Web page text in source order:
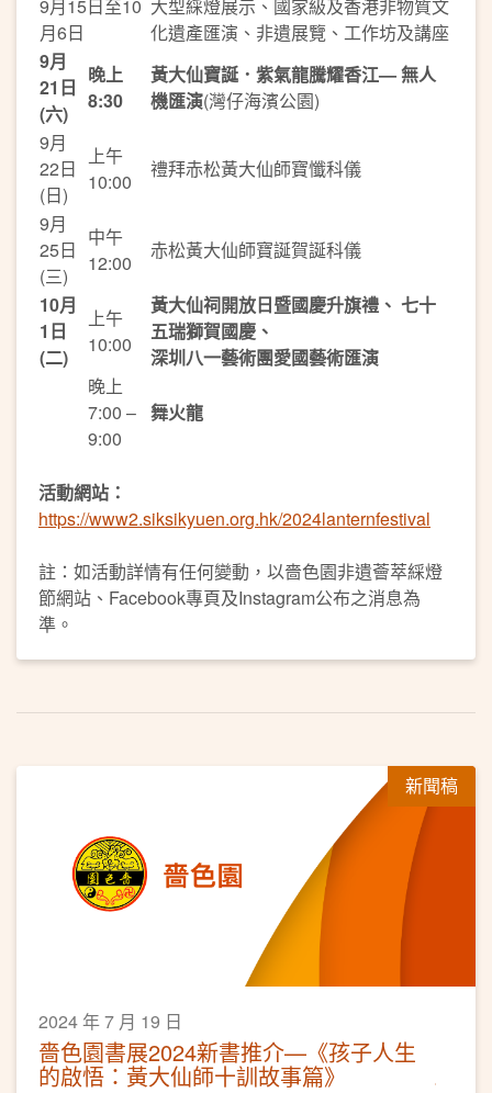
9月15日至10
月6日
大型綵燈展示、國家級及香港非物質文
化遺產匯演、非遺展覽、工作坊及講座
9月
21日
(六)
晚上
8:30
黃大仙寶誕．紫氣龍騰耀香江— 無人
機匯演(灣仔海濱公園)
9月
22日
(日)
上午
10:00
禮拜赤松黃大仙師寶懺科儀
9月
25日
(三)
中午
12:00
赤松黃大仙師寶誕賀誕科儀
10月
1日
(二)
上午
10:00
黃大仙祠開放日暨國慶升旗禮、 七十
五瑞獅賀國慶、
深圳八一藝術團愛國藝術匯演
晚上
7:00 –
9:00
舞火龍
活動網站：
https://www2.siksikyuen.org.hk/2024lanternfestival
註：如活動詳情有任何變動，以嗇色園非遺薈萃綵燈
節網站、Facebook專頁及Instagram公布之消息為
準。
新聞稿
2024 年 7 月 19 日
嗇色園書展2024新書推介—《孩子人生
的啟悟：黃大仙師十訓故事篇》